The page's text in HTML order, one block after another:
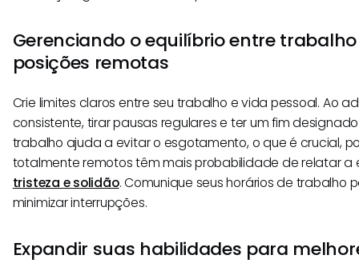
Gerenciando o equilíbrio entre
posições remotas
Crie limites claros entre seu trabalho e vida pessoal. Ao
consistente, tirar pausas regulares e ter um fim
trabalho ajuda a evitar o esgotamento, o que é crucial,
totalmente remotos têm mais probabilidade de relatar a
tristeza e solidão. Comunique seus horários de trabalho
minimizar interrupções.
Expandir suas habilidades para